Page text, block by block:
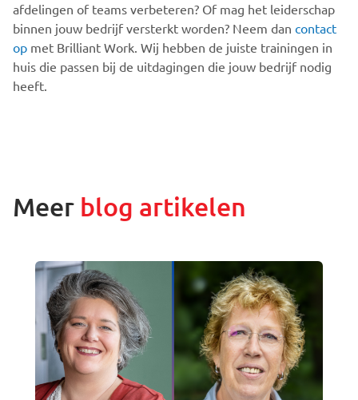
afdelingen of teams verbeteren? Of mag het leiderschap
binnen jouw bedrijf versterkt worden? Neem dan contact
op met Brilliant Work. Wij hebben de juiste trainingen in
huis die passen bij de uitdagingen die jouw bedrijf nodig
heeft.
Meer blog artikelen